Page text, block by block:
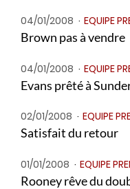
04/01/2008 EQUIPE
Brown pas à vendre
04/01/2008 EQUIPE
Evans prêté à
02/01/2008 EQUIPE
Satisfait du retour
01/01/2008 EQUIPE
Rooney rêve du